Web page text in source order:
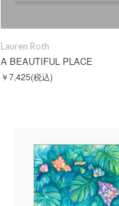
Lauren Roth
A BEAUTIFUL PLACE
￥7,425(税込)